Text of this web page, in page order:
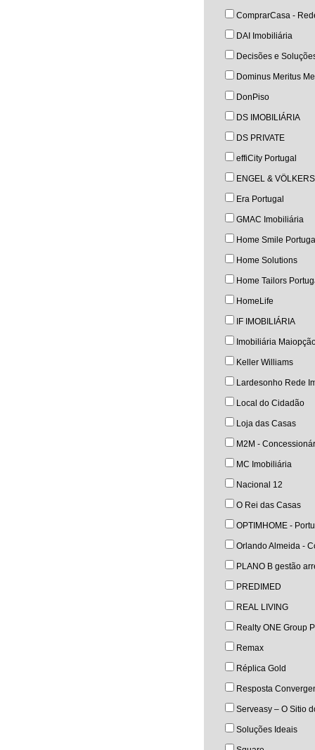
ComprarCasa -
DAI Imobiliária
Decisões e
Dominus Meritus
DonPiso
DS IMOBILIÁRIA
DS PRIVATE
effiCity Portugal
ENGEL & VÖLKERS
Era Portugal
GMAC Imobiliária
Home Smile
Home Solutions
Home Tailors
HomeLife
IF IMOBILIÁRIA
Imobiliária
Keller Williams
Lardesonho Rede
Local do Cidadão
Loja das Casas
M2M -
MC Imobiliária
Nacional 12
O Rei das Casas
OPTIMHOME -
Orlando Almeida -
PLANO B gestão
PREDIMED
REAL LIVING
Realty ONE Group
Remax
Réplica Gold
Resposta
Serveasy – O Sitio
Soluções Ideais